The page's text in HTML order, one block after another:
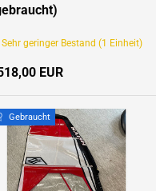
Sehr geringer Bestand (1 Einheit)
Preis
EUR
Gebraucht